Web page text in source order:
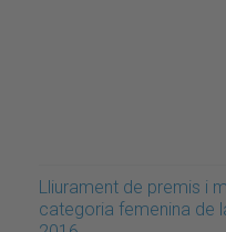
Lliurament de premis i
categoria femenina de